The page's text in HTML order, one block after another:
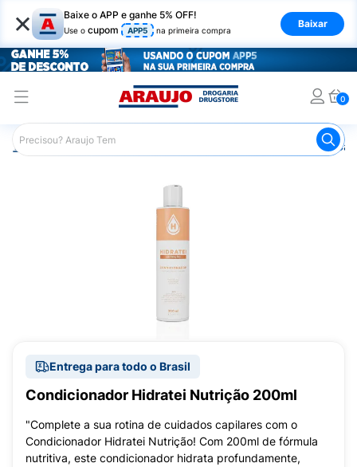
× Baixe o APP e ganhe 5% OFF!
Use o cupom APP5 na primeira compra
Baixar
0
Araujo Dermocosméticos Dermocosméticos para os
Entrega para todo o Brasil
Condicionador Hidratei Nutrição 200ml
"Complete a sua rotina de cuidados capilares com o
Condicionador Hidratei Nutrição! Com 200ml de fórmula
nutritiva, este condicionador hidrata profundamente,